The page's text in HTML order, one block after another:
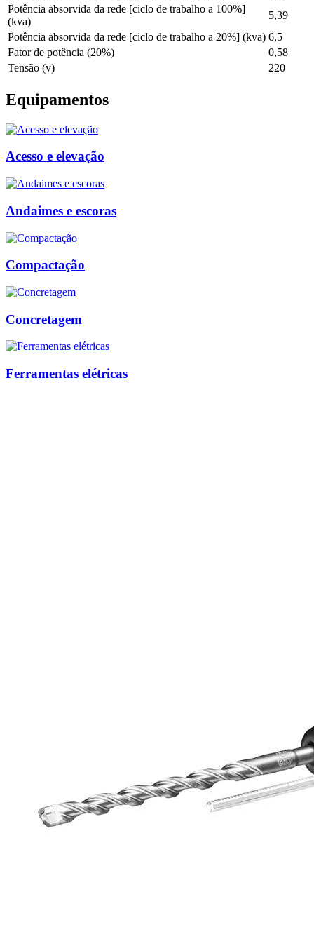
Potência absorvida da rede [ciclo de trabalho a 100%]
(kva)
5,39
Potência absorvida da rede [ciclo de trabalho a 20%] (kva) 6,5
Fator de potência (20%)
0,58
Tensão (v)
220
Equipamentos
Acesso e elevação
Andaimes e escoras
Compactação
Concretagem
Ferramentas elétricas